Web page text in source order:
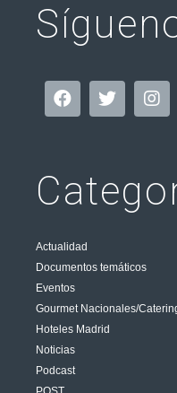
Actualidad
Documentos temáticos
Eventos
Gourmet Nacionales/
Hoteles Madrid
Noticias
Podcast